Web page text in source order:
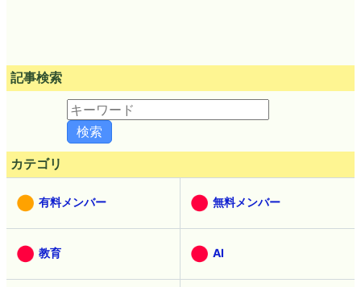
記事検索
カテゴリ
有料メンバー 無料メンバー
教育 AI